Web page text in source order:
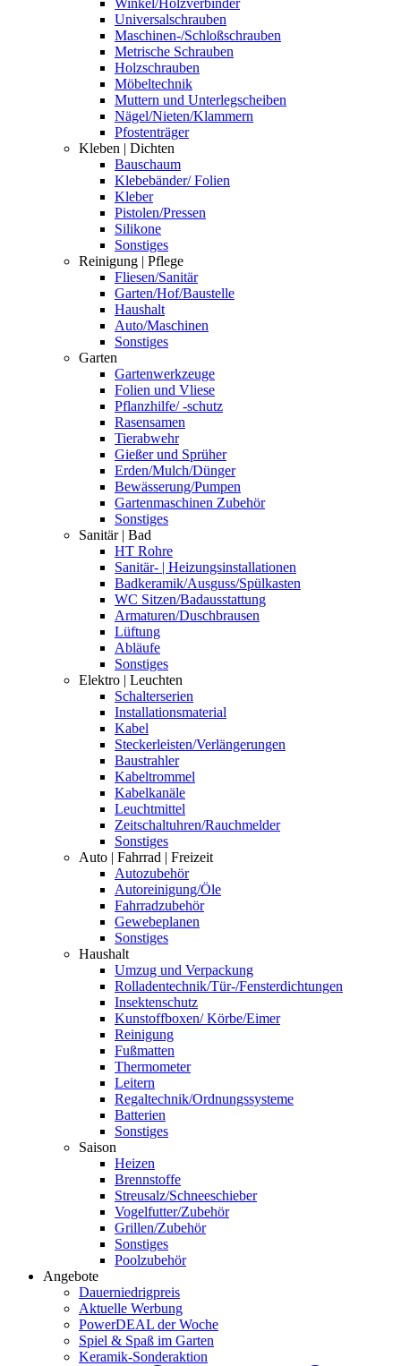
Winkel/Holzverbinder
Universalschrauben
Maschinen-/Schloßschrauben
Metrische Schrauben
Holzschrauben
Möbeltechnik
Muttern und Unterlegscheiben
Nägel/Nieten/Klammern
Pfostenträger
Kleben | Dichten
Bauschaum
Klebebänder/ Folien
Kleber
Pistolen/Pressen
Silikone
Sonstiges
Reinigung | Pflege
Fliesen/Sanitär
Garten/Hof/Baustelle
Haushalt
Auto/Maschinen
Sonstiges
Garten
Gartenwerkzeuge
Folien und Vliese
Pflanzhilfe/ -schutz
Rasensamen
Tierabwehr
Gießer und Sprüher
Erden/Mulch/Dünger
Bewässerung/Pumpen
Gartenmaschinen Zubehör
Sonstiges
Sanitär | Bad
HT Rohre
Sanitär- | Heizungsinstallationen
Badkeramik/Ausguss/Spülkasten
WC Sitzen/Badausstattung
Armaturen/Duschbrausen
Lüftung
Abläufe
Sonstiges
Elektro | Leuchten
Schalterserien
Installationsmaterial
Kabel
Steckerleisten/Verlängerungen
Baustrahler
Kabeltrommel
Kabelkanäle
Leuchtmittel
Zeitschaltuhren/Rauchmelder
Sonstiges
Auto | Fahrrad | Freizeit
Autozubehör
Autoreinigung/Öle
Fahrradzubehör
Gewebeplanen
Sonstiges
Haushalt
Umzug und Verpackung
Rolladentechnik/Tür-/Fensterdichtungen
Insektenschutz
Kunstoffboxen/ Körbe/Eimer
Reinigung
Fußmatten
Thermometer
Leitern
Regaltechnik/Ordnungssysteme
Batterien
Sonstiges
Saison
Heizen
Brennstoffe
Streusalz/Schneeschieber
Vogelfutter/Zubehör
Grillen/Zubehör
Sonstiges
Poolzubehör
Angebote
Dauerniedrigpreis
Aktuelle Werbung
PowerDEAL der Woche
Spiel & Spaß im Garten
Keramik-Sonderaktion